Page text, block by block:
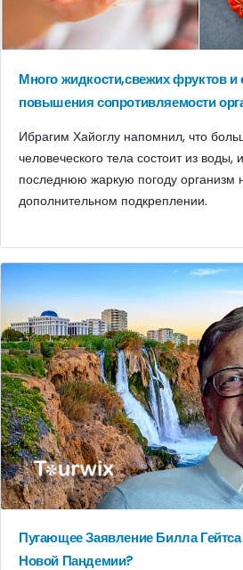
Много жидкости,свежих фруктов
повышения сопротивляемости
Ибрагим Хайоглу напомнил, что
человеческого тела состоит из воды,
последнюю жаркую погоду организм
дополнительном подкреплении.
Пугающее Заявление Билла
Новой Пандемии?